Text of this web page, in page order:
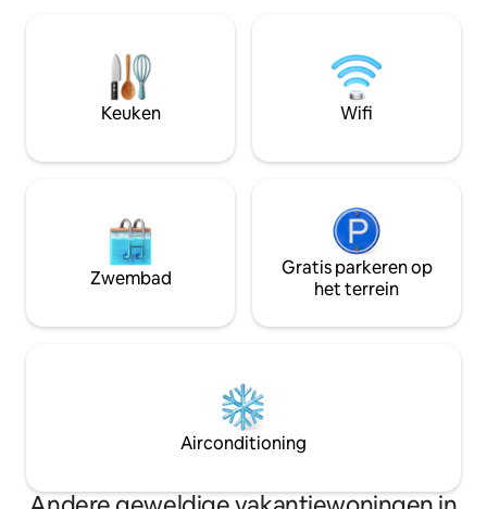
het slechts 5 minuten verwijderd is van
het centrum van de stad. Het is in een
rustige buurt handig voor het bereiken
van de beste plekken van Kalampaka,
sleutelpositie, de professionele reiniging
volledig
badkamer, een
barbecue. Het is
diegenen die
willen.
Keuken Wifi
Zwembad
Gratis parkeren op
het terrein
Airconditioning